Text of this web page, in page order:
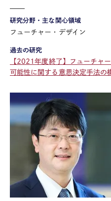
研究分野・主な関心領域
フューチャー・デザイン
過去の研究
【2021年度終了】フューチャ
可能性に関する意思決定手法の